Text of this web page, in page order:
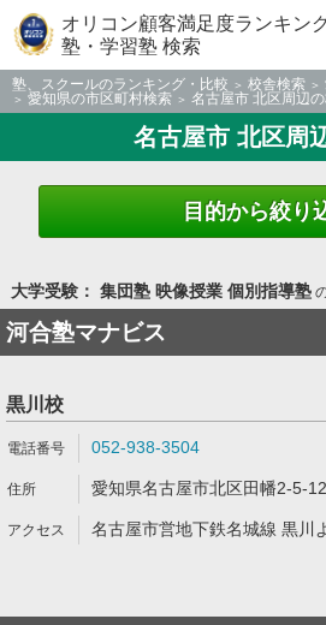
オリコン顧客満足度ランキン
塾・学習塾 検索
塾、スクールのランキング・比較 校舎検索
愛知県の市区町村検索
名古屋市 北区周辺
名古屋市 北区周
目的から絞り
大学受験： 集団塾 映像授業 個別指導塾
河合塾マナビス
黒川校
052-938-3504
愛知県名古屋市北区田幡2-5-12
名古屋市営地下鉄名城線 黒川